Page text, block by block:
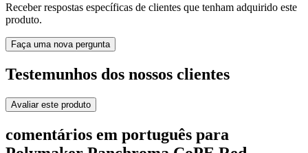
Receber respostas específicas de clientes que tenham adquirido este
produto.
Faça uma nova pergunta
Testemunhos dos nossos clientes
Avaliar este produto
comentários em português para